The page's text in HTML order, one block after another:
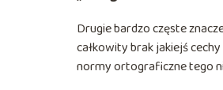
Drugie bardzo częste
całkowity brak jakiejś
normy ortograficzne tego